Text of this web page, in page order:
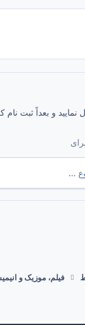
و بعداً ثبت نام
...
فیلم، موزیک و